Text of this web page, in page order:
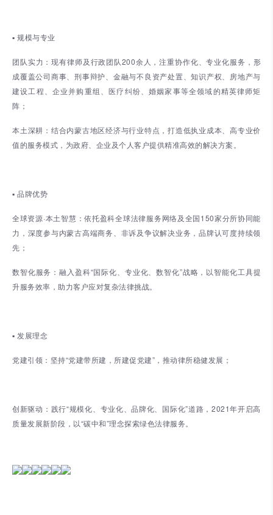
▪ 规模与专业
团队实力：现有律师及行政团队200余人，注重协作化、专业化服务，形
成覆盖公司商事、刑事辩护、金融与不良资产处置、知识产权、房地产与
建设工程、企业并购重组、医疗纠纷、婚姻家事等全领域的精英律师矩
阵；
本土深耕：结合内蒙古地区经济与行业特点，打造低执业成本、高专业价
值的服务模式，为政府、企业及个人客户提供精准高效的解决方案。
▪ 品牌优势
全球资源·本土智慧：依托盈科全球法律服务网络及全国150家分所协同能
力，深度参与内蒙古高端商务、非诉及争议解决业务，品牌认可度持续领
先；
数智化服务：融入盈科“国际化、专业化、数智化”战略，以智能化工具提
升服务效率，助力客户应对复杂法律挑战。
▪ 发展理念
党建引领：坚持“党建带所建，所建促党建”，推动律所稳健发展；
创新驱动：践行“规模化、专业化、品牌化、国际化”道路，2021年开启高
质量发展新阶段，以“碳中和”理念探索绿色法律服务。